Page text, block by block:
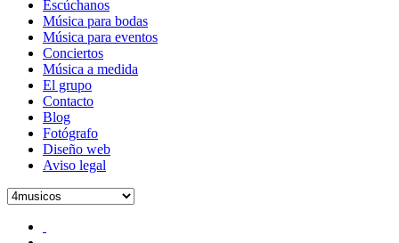
Escúchanos
Música para bodas
Música para eventos
Conciertos
Música a medida
El grupo
Contacto
Blog
Fotógrafo
Diseño web
Aviso legal